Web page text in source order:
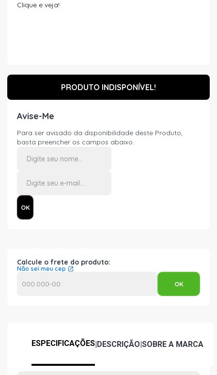
Clique e veja!
PRODUTO INDISPONÍVEL!
Avise-Me
Para ser avisado da disponibilidade deste Produto,
basta preencher os campos abaixo.
Calcule o frete do produto:
Não sei meu cep
ESPECIFICAÇÕES|DESCRIÇÃO|SOBRE A MARCA